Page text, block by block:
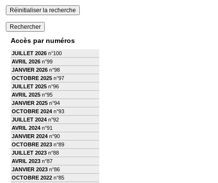
Accès par numéros
JUILLET 2026 n°100
AVRIL 2026 n°99
JANVIER 2026 n°98
OCTOBRE 2025 n°97
JUILLET 2025 n°96
AVRIL 2025 n°95
JANVIER 2025 n°94
OCTOBRE 2024 n°93
JUILLET 2024 n°92
AVRIL 2024 n°91
JANVIER 2024 n°90
OCTOBRE 2023 n°89
JUILLET 2023 n°88
AVRIL 2023 n°87
JANVIER 2023 n°86
OCTOBRE 2022 n°85